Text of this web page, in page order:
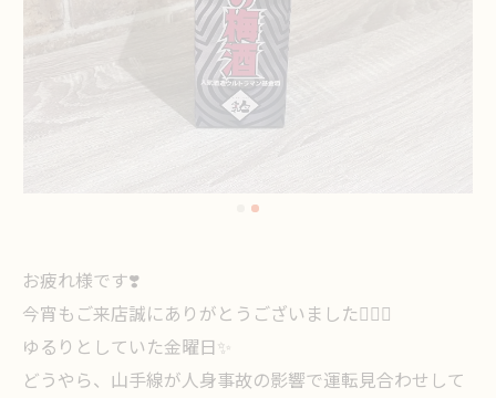
お疲れ様です❣️
今宵もご来店誠にありがとうございました🙇🏻‍♀️
ゆるりとしていた金曜日✨
どうやら、山手線が人身事故の影響で運転見合わせして